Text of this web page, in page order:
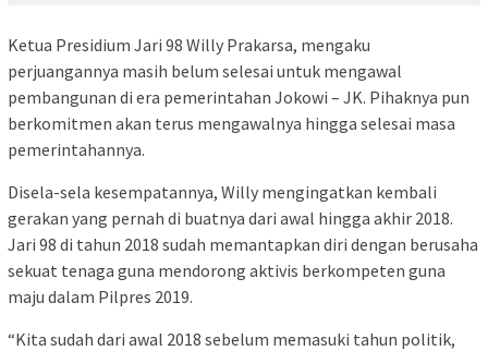
Ketua Presidium Jari 98 Willy Prakarsa, mengaku
perjuangannya masih belum selesai untuk mengawal
pembangunan di era pemerintahan Jokowi – JK. Pihaknya pun
berkomitmen akan terus mengawalnya hingga selesai masa
pemerintahannya.
Disela-sela kesempatannya, Willy mengingatkan kembali
gerakan yang pernah di buatnya dari awal hingga akhir 2018.
Jari 98 di tahun 2018 sudah memantapkan diri dengan berusaha
sekuat tenaga guna mendorong aktivis berkompeten guna
maju dalam Pilpres 2019.
“Kita sudah dari awal 2018 sebelum memasuki tahun politik,